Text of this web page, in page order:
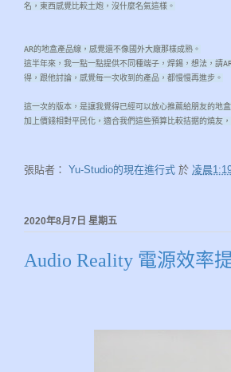
名，東西感覺比較土炮，沒什麼名氣這樣。
AR的地盒產品線，感覺還不像國外大廠那樣成熟。
這半年來，我一點一點提供不同種端子，焊錫，想法，請
得，跟他討論，感覺每一次收到的產品，都慢慢再進步。
這一次的版本，是讓我覺得已經可以放心推薦給朋友的地盒
加上價錢相對平民化，適合我們這些預算比較拮据的燒友
張貼者： Yu-Studio的現在進行式 於 凌晨
2020年8月7日 星期五
Audio Reality 電源效率